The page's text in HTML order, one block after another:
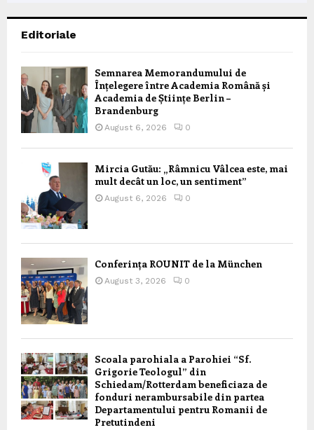
Editoriale
Semnarea Memorandumului de
Înțelegere între Academia Română și
Academia de Științe Berlin –
Brandenburg
August 6, 2026 0
Mircia Gutău: „Râmnicu Vâlcea este, mai
mult decât un loc, un sentiment”
August 6, 2026 0
Conferința ROUNIT de la München
August 3, 2026 0
Scoala parohiala a Parohiei “Sf.
Grigorie Teologul” din
Schiedam/Rotterdam beneficiaza de
fonduri nerambursabile din partea
Departamentului pentru Romanii de
Pretutindeni